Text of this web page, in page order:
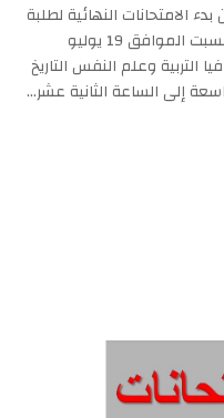
الامتحانات النهائية لطلبة
الدراسات العليا، وذلك اعتبارًا من يوم السبت الموافق 19 يوليو
التربية وعلم النفس التاريخ
إلى الساعة الثانية عشر...